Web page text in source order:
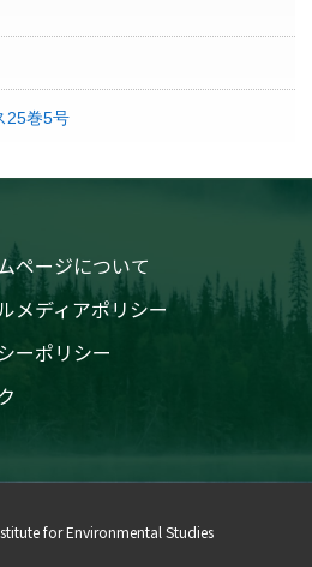
25巻5号
ページについて
メディアポリシー
ーポリシー
for Environmental Studies